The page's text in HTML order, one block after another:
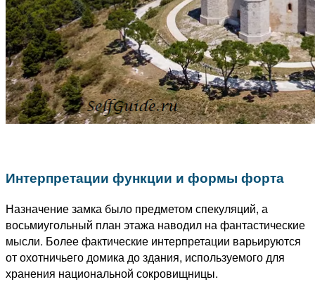
Интерпретации функции и формы форта
Назначение замка было предметом спекуляций, а
восьмиугольный план этажа наводил на фантастические
мысли. Более фактические интерпретации варьируются
от охотничьего домика до здания, используемого для
хранения национальной сокровищницы.